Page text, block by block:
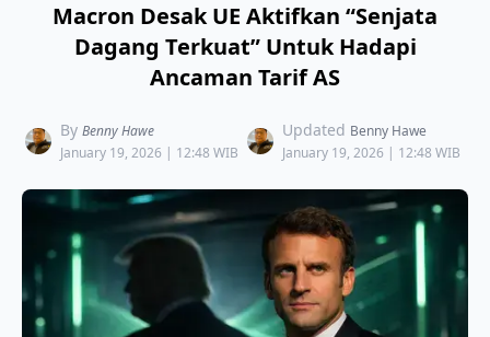
Macron Desak UE Aktifkan “Senjata
Dagang Terkuat” Untuk Hadapi
Ancaman Tarif AS
By Benny Hawe
January 19, 2026 | 12:48 WIB
Updated Benny Hawe
January 19, 2026 | 12:48 WIB